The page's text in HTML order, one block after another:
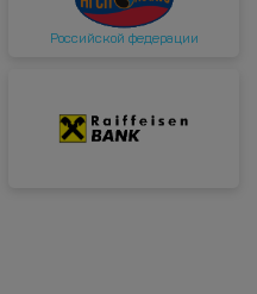
Российской федерации